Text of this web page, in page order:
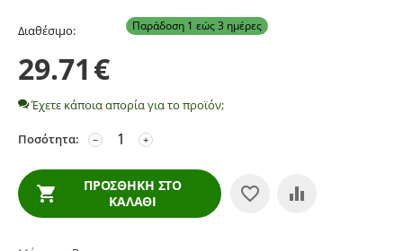
Διαθέσιμο: Παράδοση 1 εώς 3 ημέρες
29.71€
Έχετε κάποια απορία για το προϊόν;
Ποσότητα: +
−
ΠΡΟΣΘΉΚΗ ΣΤΟ
ΚΑΛΆΘΙ